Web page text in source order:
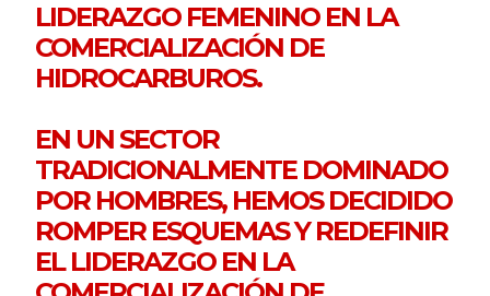
LIDERAZGO FEMENINO EN LA
COMERCIALIZACIÓN DE
HIDROCARBUROS.
EN UN SECTOR
TRADICIONALMENTE DOMINADO
POR HOMBRES, HEMOS DECIDIDO
ROMPER ESQUEMAS Y REDEFINIR
EL LIDERAZGO EN LA